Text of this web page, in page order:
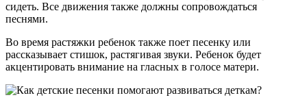
сидеть. Все движения также должны сопровождаться
песнями.
Во время растяжки ребенок также поет песенку или
рассказывает стишок, растягивая звуки. Ребенок будет
акцентировать внимание на гласных в голосе матери.